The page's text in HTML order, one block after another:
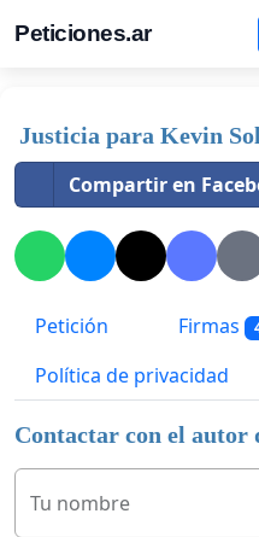
Peticiones.ar
Justicia para Kevin
Compartir en
Petición Firmas
Política de privacidad
Contactar con el autor
Tu nombre